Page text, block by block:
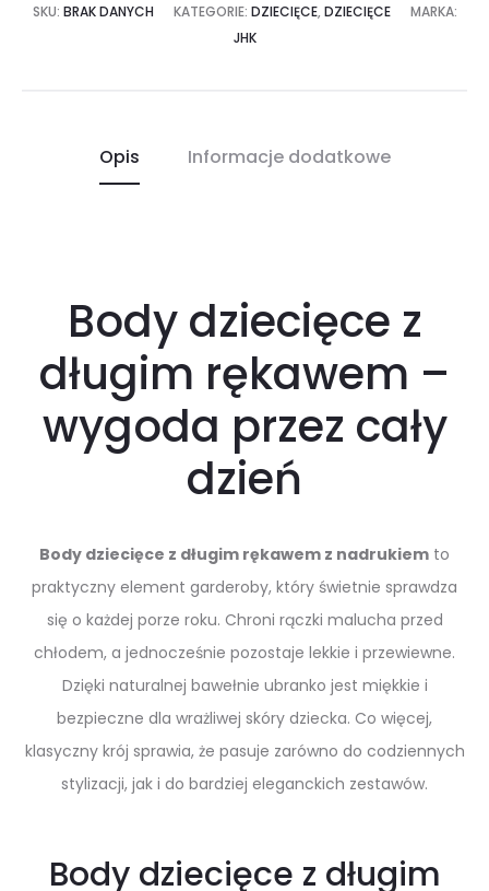
SKU: BRAK DANYCH KATEGORIE: DZIECIĘCE, DZIECIĘCE
MARKA:
JHK
Opis Informacje dodatkowe
Body dziecięce z
długim rękawem –
wygoda przez cały
dzień
Body dziecięce z długim rękawem z nadrukiem to
praktyczny element garderoby, który świetnie sprawdza
się o każdej porze roku. Chroni rączki malucha przed
chłodem, a jednocześnie pozostaje lekkie i przewiewne.
Dzięki naturalnej bawełnie ubranko jest miękkie i
bezpieczne dla wrażliwej skóry dziecka. Co więcej,
klasyczny krój sprawia, że pasuje zarówno do codziennych
stylizacji, jak i do bardziej eleganckich zestawów.
Body dziecięce z długim